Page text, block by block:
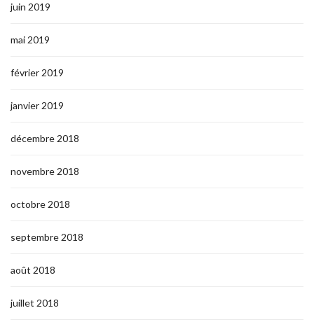
juin 2019
mai 2019
février 2019
janvier 2019
décembre 2018
novembre 2018
octobre 2018
septembre 2018
août 2018
juillet 2018